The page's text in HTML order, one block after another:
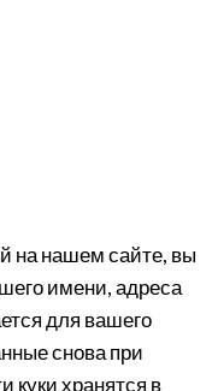
на нашем сайте, вы
имени, адреса
для вашего
снова при
куки хранятся в